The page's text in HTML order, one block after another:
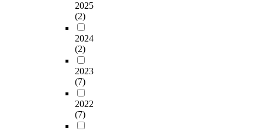
2025
(2)
2024
(2)
2023
(7)
2022
(7)